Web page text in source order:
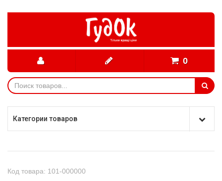
0
Категории товаров
Код товара: 101-000000